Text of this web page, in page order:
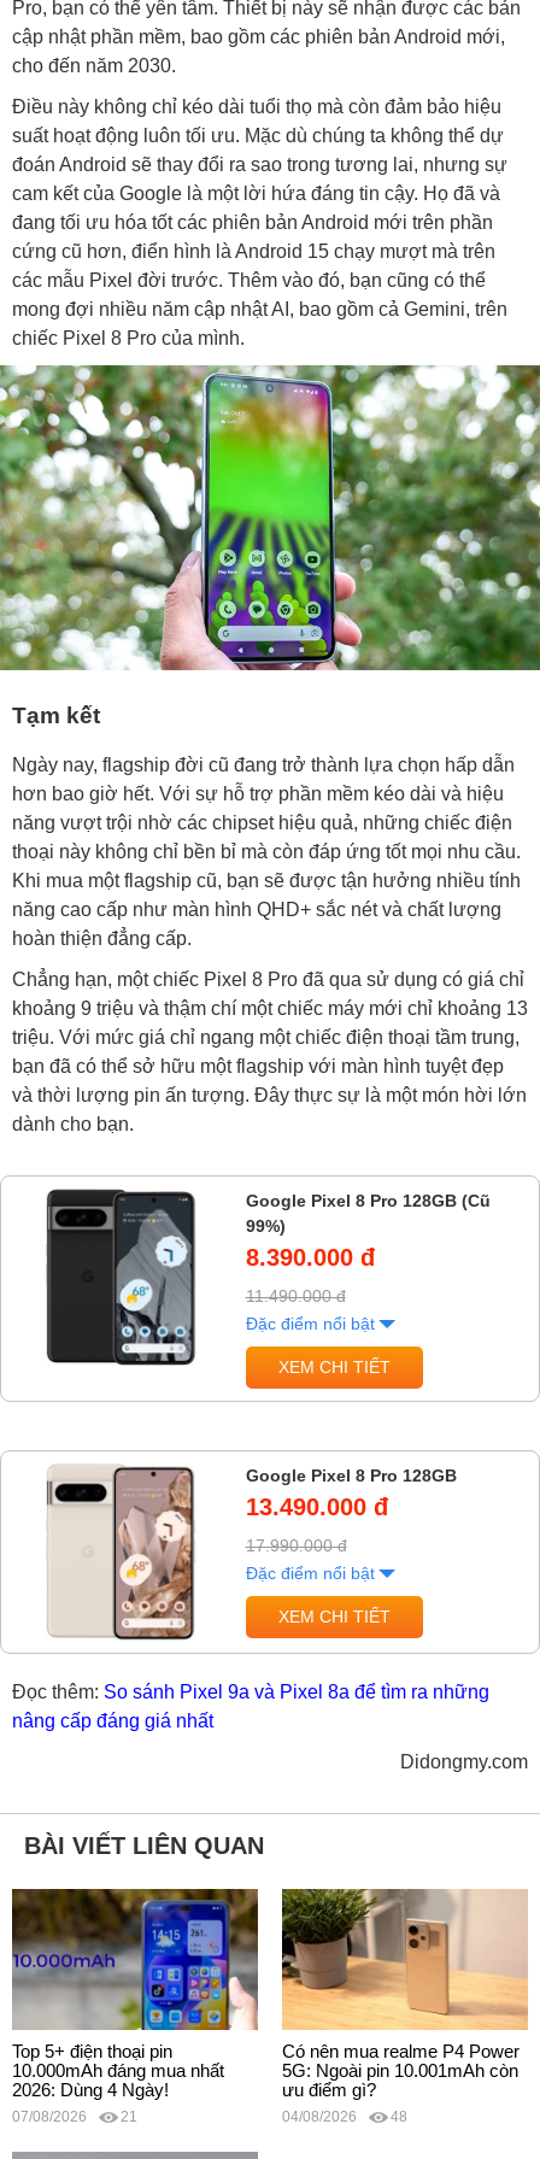
Pro, bạn có thể yên tâm. Thiết bị này sẽ nhận được các bản
cập nhật phần mềm, bao gồm các phiên bản Android mới,
cho đến năm 2030.
Điều này không chỉ kéo dài tuổi thọ mà còn đảm bảo hiệu
suất hoạt động luôn tối ưu. Mặc dù chúng ta không thể dự
đoán Android sẽ thay đổi ra sao trong tương lai, nhưng sự
cam kết của Google là một lời hứa đáng tin cậy. Họ đã và
đang tối ưu hóa tốt các phiên bản Android mới trên phần
cứng cũ hơn, điển hình là Android 15 chạy mượt mà trên
các mẫu Pixel đời trước. Thêm vào đó, bạn cũng có thể
mong đợi nhiều năm cập nhật AI, bao gồm cả Gemini, trên
chiếc Pixel 8 Pro của mình.
Tạm kết
Ngày nay, flagship đời cũ đang trở thành lựa chọn hấp dẫn
hơn bao giờ hết. Với sự hỗ trợ phần mềm kéo dài và hiệu
năng vượt trội nhờ các chipset hiệu quả, những chiếc điện
thoại này không chỉ bền bỉ mà còn đáp ứng tốt mọi nhu cầu.
Khi mua một flagship cũ, bạn sẽ được tận hưởng nhiều tính
năng cao cấp như màn hình QHD+ sắc nét và chất lượng
hoàn thiện đẳng cấp.
Chẳng hạn, một chiếc Pixel 8 Pro đã qua sử dụng có giá chỉ
khoảng 9 triệu và thậm chí một chiếc máy mới chỉ khoảng 13
triệu. Với mức giá chỉ ngang một chiếc điện thoại tầm trung,
bạn đã có thể sở hữu một flagship với màn hình tuyệt đẹp
và thời lượng pin ấn tượng. Đây thực sự là một món hời lớn
dành cho bạn.
Google Pixel 8 Pro 128GB (Cũ
99%)
8.390.000 đ
11.490.000 đ
Đặc điểm nổi bật
XEM CHI TIẾT
Google Pixel 8 Pro 128GB
13.490.000 đ
17.990.000 đ
Đặc điểm nổi bật
XEM CHI TIẾT
Đọc thêm: So sánh Pixel 9a và Pixel 8a để tìm ra những
nâng cấp đáng giá nhất
Didongmy.com
BÀI VIẾT LIÊN QUAN
Top 5+ điện thoại pin
10.000mAh đáng mua nhất
2026: Dùng 4 Ngày!
07/08/2026 21
Có nên mua realme P4 Power
5G: Ngoài pin 10.001mAh còn
ưu điểm gì?
04/08/2026 48